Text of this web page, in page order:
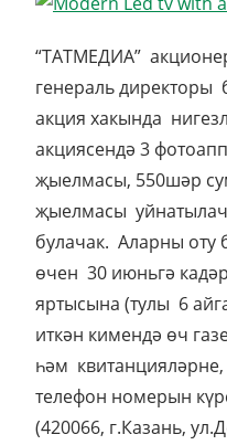
“ТАТМЕДИА”
генераль директоры
акция хакында
акциясендә 3
җыелмасы, 550шәр
җыелмасы
булачак. Аларны оту
өчен 30 июньгә
яртысына (тулы 6
иткән кимендә өч
һәм
телефон номерын
(420066, г.Казань,